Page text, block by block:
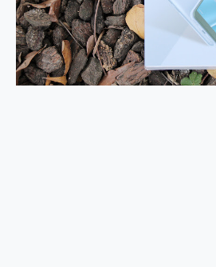
Xiaomi 14 Ultra 開箱 評測~ 有深度的 Leica 影像旗艦手機! 加碼小旗艦 Xiaomi 14 開箱 評測
多個願望一次滿足 超強散熱 微星 MSI Claw A1M-026TW 電競掌機 開箱 評測